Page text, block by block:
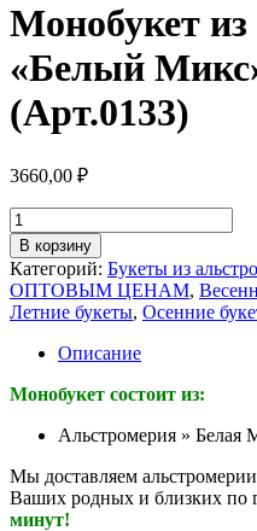
Монобукет
«Белый
(Арт.0133)
3660,00 ₽
Количество
товара
Монобукет
из
альстромерии
"Белый
Микс"
(21шт)
(Арт.0133)
В корзину
Категорий: Букеты из
ОПТОВЫМ ЦЕНАМ,
Летние букеты, Осенние
Описание
Монобукет состоит из:
Альстромерия » Белая
Мы доставляем
Ваших родных и близких по
минут!